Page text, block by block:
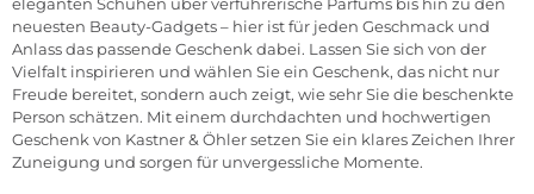
eleganten Schuhen über verführerische Parfüms bis hin zu den
neuesten Beauty-Gadgets – hier ist für jeden Geschmack und
Anlass das passende Geschenk dabei. Lassen Sie sich von der
Vielfalt inspirieren und wählen Sie ein Geschenk, das nicht nur
Freude bereitet, sondern auch zeigt, wie sehr Sie die beschenkte
Person schätzen. Mit einem durchdachten und hochwertigen
Geschenk von Kastner & Öhlersetzen Sie ein klares Zeichen Ihrer
Zuneigung und sorgen für unvergessliche Momente.